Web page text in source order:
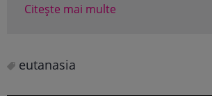
Citește mai multe
eutanasia